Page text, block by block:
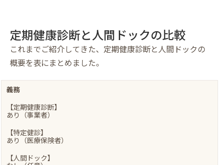
定期健康診断と人間ドックの比較
これまでご紹介してきた、定期健康診断と人間ドックの
概要を表にまとめました。
義務
【定期健康診断】
あり（事業者）
【特定健診】
あり（医療保険者）
【人間ドック】